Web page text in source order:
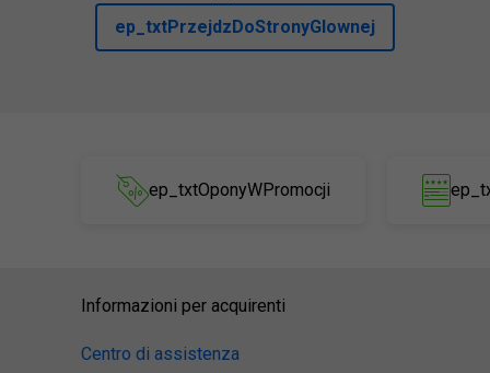
ep_txtPrzejdzDoStronyGlownej
ep_txtOponyWPromocji
Informazioni per acquirenti
Centro di assistenza